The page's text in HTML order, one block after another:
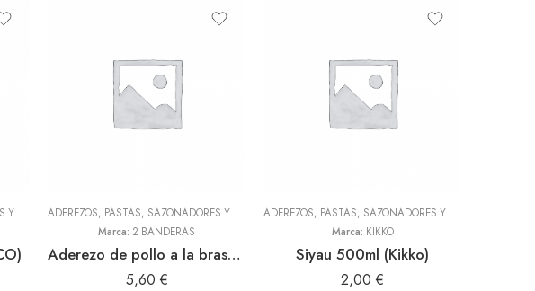
ADEREZOS, PASTAS, SAZONADORES Y CONDIMENTOS ,TODOS
ADEREZOS, PASTAS, SAZONADORES Y CONDIMENTOS ,TODOS
Marca: 2 BANDERAS
Aderezo de pollo a la brasa 300gr (2 Banderas)
5,60 €
ADEREZOS, PASTAS, SAZONADORES Y CONDIMENTOS
Marca: KIKKO
Siyau 500ml (Kikko)
2,00 €